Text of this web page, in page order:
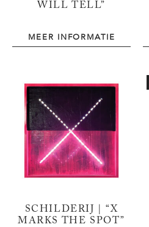
WILL TELL”
MEER INFORMATIE
SCHILDERIJ | “X
MARKS THE SPOT”